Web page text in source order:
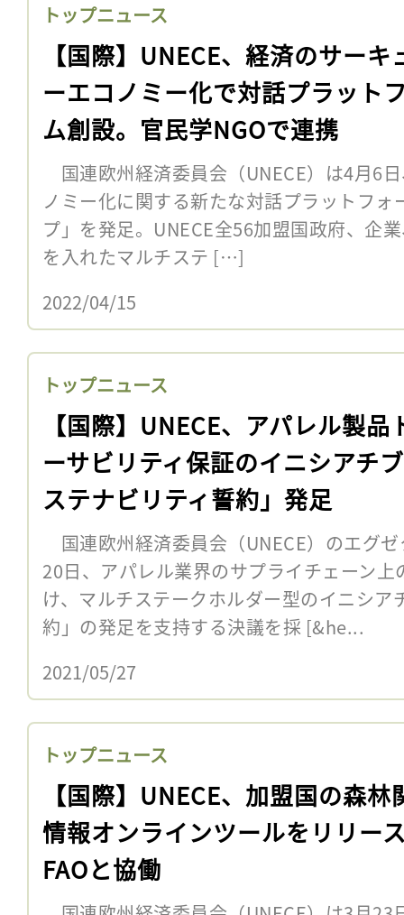
トップニュース
【国際】UNECE、経済のサーキ
ーエコノミー化で対話プラット
ム創設。官民学NGOで連携
国連欧州経済委員会（UNECE）は4月6
ノミー化に関する新たな対話プラットフ
プ」を発足。UNECE全56加盟国政府、企
を入れたマルチステ […]
2022/04/15
トップニュース
【国際】UNECE、アパレル製品
ーサビリティ保証のイニシアチ
ステナビリティ誓約」発足
国連欧州経済委員会（UNECE）のエグ
20日、アパレル業界のサプライチェーン
け、マルチステークホルダー型のイニシア
約」の発足を支持する決議を採 [&he...
2021/05/27
トップニュース
【国際】UNECE、加盟国の森林
情報オンラインツールをリリー
FAOと協働